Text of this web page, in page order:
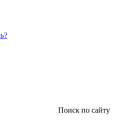
Поиск по сайту